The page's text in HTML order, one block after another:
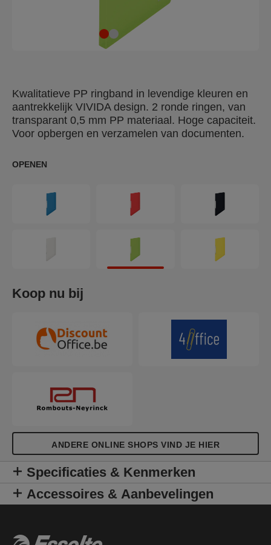
Kwalitatieve PP ringband in levendige kleuren en
aantrekkelijk VIVIDA design. 2 ronde ringen, van
transparant 0,5 mm PP materiaal. Hoge capaciteit.
Voor opbergen en verzamelen van documenten.
OPENEN
Koop nu bij
ANDERE ONLINE SHOPS VIND JE HIER
Specificaties & Kenmerken
Accessoires & Aanbevelingen